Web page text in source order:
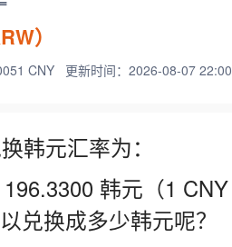
）
CNY 更新时间：2026-08-07
韩元汇率为：
韩元（1
兑换成多少韩元呢？